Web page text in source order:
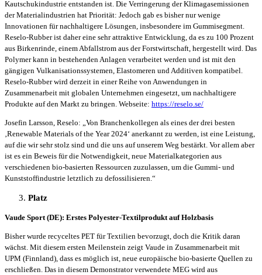
Kautschukindustrie entstanden ist. Die Verringerung der Klimagasemissionen
der Materialindustrien hat Priorität: Jedoch gab es bisher nur wenige
Innovationen für nachhaltigere Lösungen, insbesondere im Gummisegment.
Reselo-Rubber ist daher eine sehr attraktive Entwicklung, da es zu 100 Prozent
aus Birkenrinde, einem Abfallstrom aus der Forstwirtschaft, hergestellt wird. Das
Polymer kann in bestehenden Anlagen verarbeitet werden und ist mit den
gängigen Vulkanisationssystemen, Elastomeren und Additiven kompatibel.
Reselo-Rubber wird derzeit in einer Reihe von Anwendungen in
Zusammenarbeit mit globalen Unternehmen eingesetzt, um nachhaltigere
Produkte auf den Markt zu bringen. Webseite: https://reselo.se/
Josefin Larsson, Reselo: „Von Branchenkollegen als eines der drei besten
‚Renewable Materials of the Year 2024‘ anerkannt zu werden, ist eine Leistung,
auf die wir sehr stolz sind und die uns auf unserem Weg bestärkt. Vor allem aber
ist es ein Beweis für die Notwendigkeit, neue Materialkategorien aus
verschiedenen bio-basierten Ressourcen zuzulassen, um die Gummi- und
Kunststoffindustrie letztlich zu defossilisieren.“
Platz
Vaude Sport (DE): Erstes Polyester-Textilprodukt auf Holzbasis
Bisher wurde recyceltes PET für Textilien bevorzugt, doch die Kritik daran
wächst. Mit diesem ersten Meilenstein zeigt Vaude in Zusammenarbeit mit
UPM (Finnland), dass es möglich ist, neue europäische bio-basierte Quellen zu
erschließen. Das in diesem Demonstrator verwendete MEG wird aus